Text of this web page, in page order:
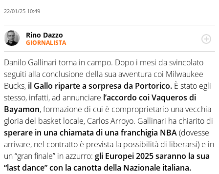
22/01/25 10:49
Rino Dazzo
GIORNALISTA
Se mai ci fosse modo di traslare il glossario del calcio in
una nicchia di esperti, lui ne farebbe parte. Non si perde
una svista arbitrale né gli umori social del mondo delle
curve
Danilo Gallinari torna in campo. Dopo i mesi da svincolato
seguiti alla conclusione della sua avventura coi Milwaukee
Bucks, il Gallo riparte a sorpresa da Portorico. È stato egli
stesso, infatti, ad annunciare l’accordo coi Vaqueros di
Bayamon, formazione di cui è comproprietario una vecchia
gloria del basket locale, Carlos Arroyo. Gallinari ha chiarito di
sperare in una chiamata di una franchigia NBA(dovesse
arrivare, nel contratto è prevista la possibilità di liberarsi) e in
un “gran finale” in azzurro: gli Europei 2025 saranno la sua
“last dance” con la canotta della Nazionale italiana.